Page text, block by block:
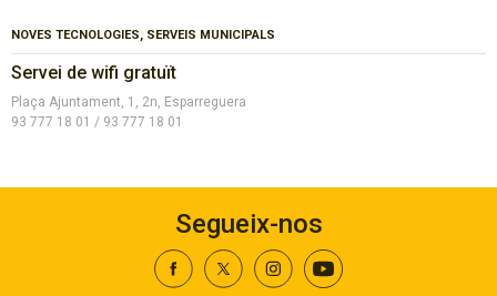
NOVES TECNOLOGIES, SERVEIS MUNICIPALS
Servei de wifi gratuït
Plaça Ajuntament, 1, 2n, Esparreguera
93 777 18 01 / 93 777 18 01
Segueix-nos